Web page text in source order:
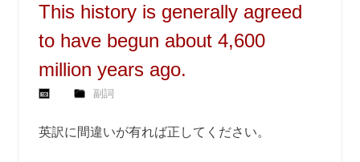
This history is generally agreed
to have begun about 4,600
million years ago.
副詞
英訳に間違いが有れば正してください。